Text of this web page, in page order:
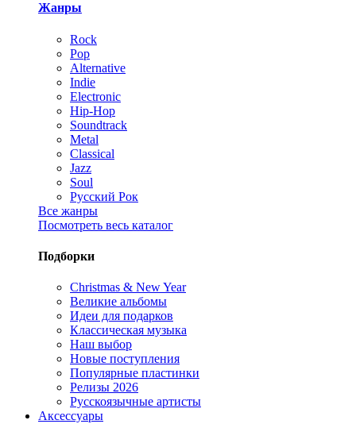
Жанры
Rock
Pop
Alternative
Indie
Electronic
Hip-Hop
Soundtrack
Metal
Classical
Jazz
Soul
Русский Рок
Все жанры
Посмотреть весь каталог
Подборки
Christmas & New Year
Великие альбомы
Идеи для подарков
Классическая музыка
Наш выбор
Новые поступления
Популярные пластинки
Релизы 2026
Русскоязычные артисты
Аксессуары